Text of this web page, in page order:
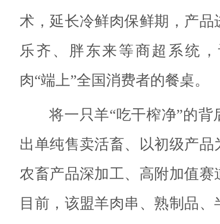
术，延长冷鲜肉保鲜期，产
乐齐、胖东来等商超系统
肉“端上”全国消费者的餐桌。
将一只羊“吃干榨净”的
出单纯售卖活畜、以初级产
农畜产品深加工、高附加值
目前，该盟羊肉串、熟制品